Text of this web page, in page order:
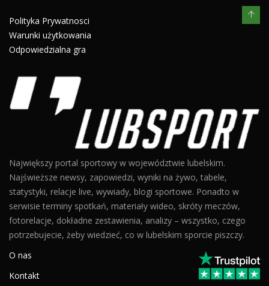
Polityka Prywatnosci
Warunki użytkowania
Odpowiedzialna gra
Największy portal sportowy w województwie lubelskim.
Najświeższe newsy, zapowiedzi, wyniki na żywo, tabele,
statystyki, relacje live, wywiady, blogi sportowe. Ponadto w
serwisie terminy spotkań, materiały wideo, skróty meczów,
fotorelacje, dokładne zestawienia, analizy – wszystko, czego
potrzebujecie, żeby wiedzieć, co w lubelskim sporcie piszczy.
O nas
Kontakt